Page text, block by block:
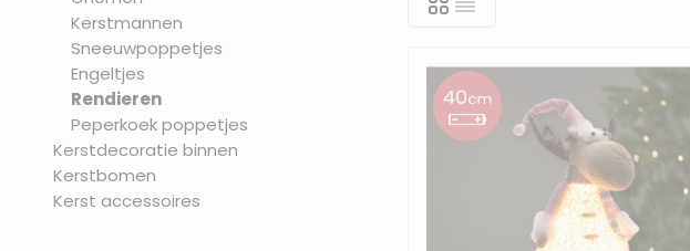
Kerstmannen
Sneeuwpoppetjes
Engeltjes
Rendieren
Peperkoek poppetjes
Kerstdecoratie binnen
Kerstbomen
Kerst accessoires